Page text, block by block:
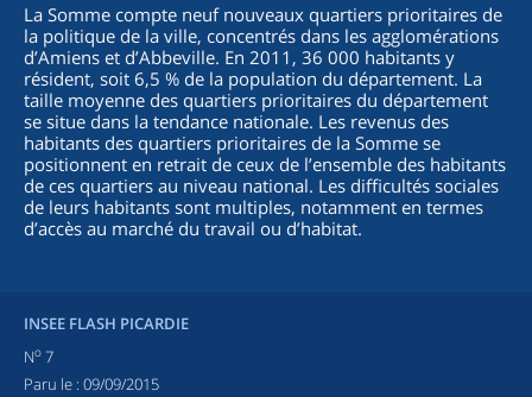
La Somme compte neuf nouveaux quartiers prioritaires de
la politique de la ville, concentrés dans les agglomérations
d’Amiens et d’Abbeville. En 2011, 36 000 habitants y
résident, soit 6,5 % de la population du département. La
taille moyenne des quartiers prioritaires du département
se situe dans la tendance nationale. Les revenus des
habitants des quartiers prioritaires de la Somme se
positionnent en retrait de ceux de l’ensemble des habitants
de ces quartiers au niveau national. Les difficultés sociales
de leurs habitants sont multiples, notamment en termes
d’accès au marché du travail ou d’habitat.
INSEE FLASH PICARDIE
No 7
Paru le : 09/09/2015